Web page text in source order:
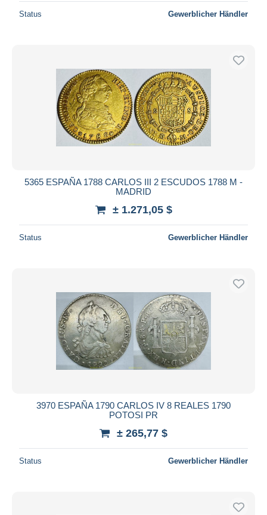
Status Gewerblicher Händler
5365 ESPAÑA 1788 CARLOS III 2 ESCUDOS 1788 M -
MADRID
± 1.271,05 $
Status Gewerblicher Händler
3970 ESPAÑA 1790 CARLOS IV 8 REALES 1790
POTOSI PR
± 265,77 $
Status Gewerblicher Händler